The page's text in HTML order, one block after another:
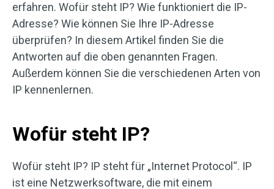
erfahren. Wofür steht IP? Wie funktioniert die IP-
Adresse? Wie können Sie Ihre IP-Adresse
überprüfen? In diesem Artikel finden Sie die
Antworten auf die oben genannten Fragen.
Außerdem können Sie die verschiedenen Arten von
IP kennenlernen.
Wofür steht IP?
Wofür steht IP? IP steht für „Internet Protocol“. IP
ist eine Netzwerksoftware, die mit einem